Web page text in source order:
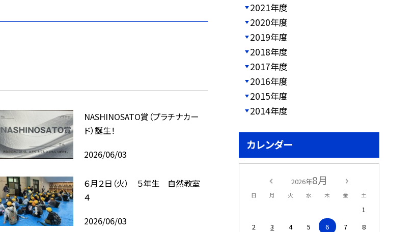
NASHINOSATO賞（プラチナカー
ド）誕生！
2026/06/03
６月２日（火） ５年生 自然教室
４
2026/06/03
2021年度
2020年度
2019年度
2018年度
2017年度
2016年度
2015年度
2014年度
カレンダー
2026年8月
日 月 火 水 木 金 土
1
2
3 4 5 6 7
8